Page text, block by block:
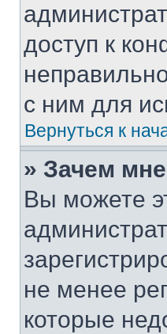
доступ к
с ним для
Вернуться к
» Зачем
Вы можете
не менее
которые